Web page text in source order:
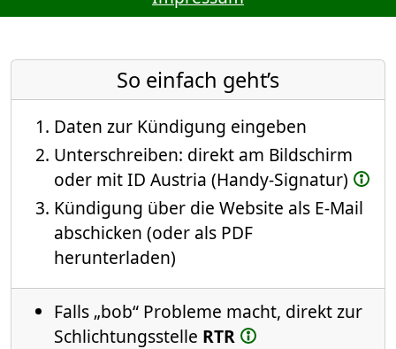
So einfach geht’s
Daten zur Kündigung eingeben
Unterschreiben: direkt am Bildschirm
oder mit ID Austria (Handy-Signatur)
Kündigung über die Website als E-Mail
abschicken (oder als PDF
herunterladen)
Falls „bob“ Probleme macht, direkt zur
Schlichtungsstelle RTR